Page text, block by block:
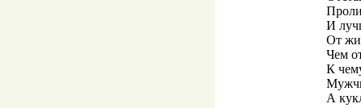
И
От
Чем
К
А